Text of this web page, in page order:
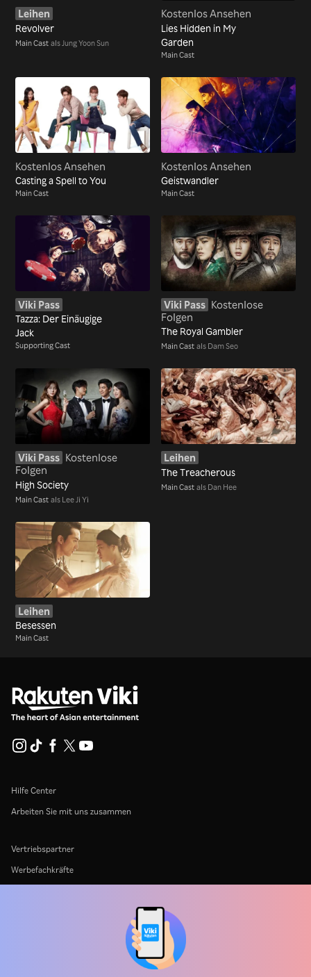
Leihen
Revolver
Main Cast als Jung Yoon Sun
Kostenlos Ansehen
Lies Hidden in My
Garden
Main Cast
Kostenlos Ansehen
Casting a Spell to You
Main Cast
Kostenlos Ansehen
Geistwandler
Main Cast
Viki Pass
Tazza: Der Einäugige
Jack
Supporting Cast
Viki Pass Kostenlose
Folgen
The Royal Gambler
Main Cast als Dam Seo
Viki Pass Kostenlose
Folgen
High Society
Main Cast als Lee Ji Yi
Leihen
The Treacherous
Main Cast als Dan Hee
Leihen
Besessen
Main Cast
Hilfe Center
Arbeiten Sie mit uns zusammen
Vertriebspartner
Werbefachkräfte
Richtlinie zu Cookies und Tracking-Technologien